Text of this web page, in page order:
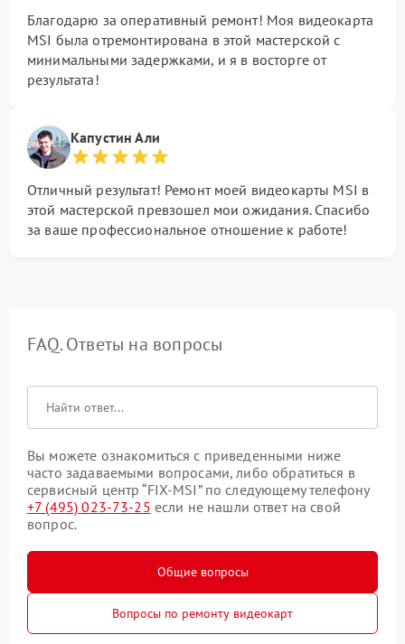
Благодарю за оперативный ремонт! Моя видеокарта
MSI была отремонтирована в этой мастерской с
минимальными задержками, и я в восторге от
результата!
Капустин Али
Отличный результат! Ремонт моей видеокарты MSI в
этой мастерской превзошел мои ожидания. Спасибо
за ваше профессиональное отношение к работе!
FAQ. Ответы на вопросы
Вы можете ознакомиться с приведенными ниже
часто задаваемыми вопросами, либо обратиться в
сервисный центр “FIX-MSI” по следующему телефону
+7 (495) 023-73-25 если не нашли ответ на свой
вопрос.
Общие вопросы
Вопросы по ремонту видеокарт